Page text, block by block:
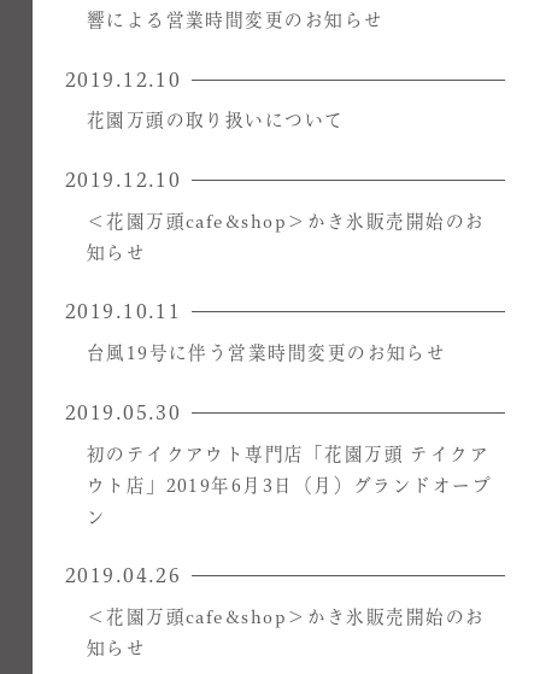
響による営業時間変更のお知らせ
2019.12.10
花園万頭の取り扱いについて
2019.12.10
＜花園万頭cafe&shop＞かき氷販売開始のお
知らせ
2019.10.11
台風19号に伴う営業時間変更のお知らせ
2019.05.30
初のテイクアウト専門店「花園万頭 テイクア
ウト店」2019年6月3日（月）グランドオープ
ン
2019.04.26
＜花園万頭cafe&shop＞かき氷販売開始のお
知らせ